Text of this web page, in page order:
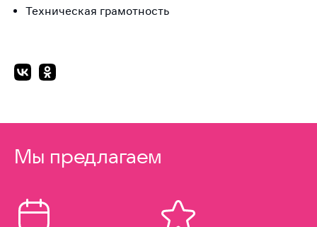
Техническая грамотность
Мы предлагаем